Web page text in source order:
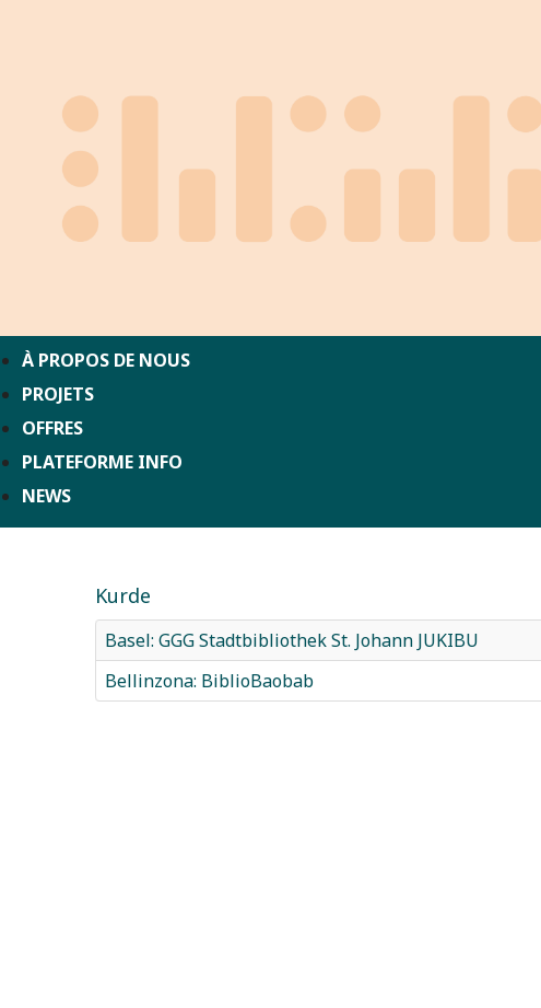
À PROPOS DE NOUS
PROJETS
OFFRES
PLATEFORME INFO
NEWS
Kurde
Basel: GGG Stadtbibliothek St. Johann JUKIBU
Bellinzona: BiblioBaobab